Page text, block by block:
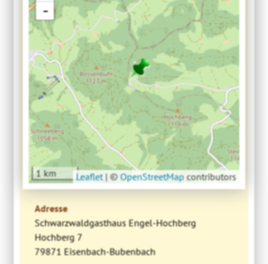
−
1 km Leaflet | © OpenStreetMap contributors
Adresse
Schwarzwaldgasthaus Engel-Hochberg
Hochberg 7
79871 Eisenbach-Bubenbach